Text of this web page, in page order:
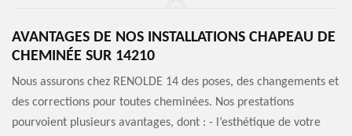
AVANTAGES DE NOS INSTALLATIONS CHAPEAU DE
CHEMINÉE SUR 14210
Nous assurons chez RENOLDE 14 des poses, des changements et
des corrections pour toutes cheminées. Nos prestations
pourvoient plusieurs avantages, dont : - l’esthétique de votre